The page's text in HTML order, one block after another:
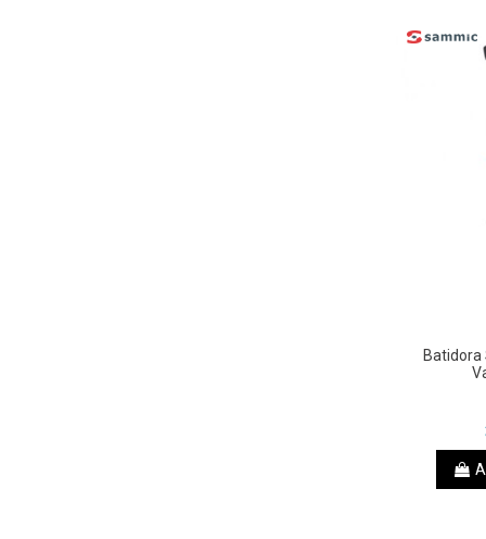
Batidora